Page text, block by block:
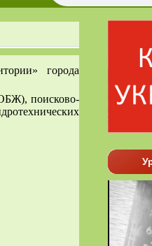
города
поисково-